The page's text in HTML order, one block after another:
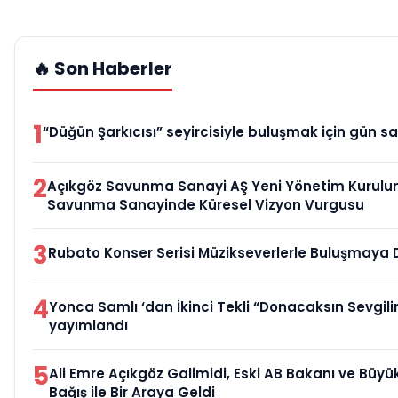
🔥 Son Haberler
1“Düğün Şarkıcısı” seyircisiyle buluşmak için gün
2Açıkgöz Savunma Sanayi AŞ Yeni Yönetim
Savunma Sanayinde Küresel Vizyon Vurgusu
3Rubato Konser Serisi Müzikseverlerle Buluşmaya
4Yonca Samlı ‘dan İkinci Tekli “Donacaksın
yayımlandı
5Ali Emre Açıkgöz Galimidi, Eski AB Bakanı ve
Bağış ile Bir Araya Geldi